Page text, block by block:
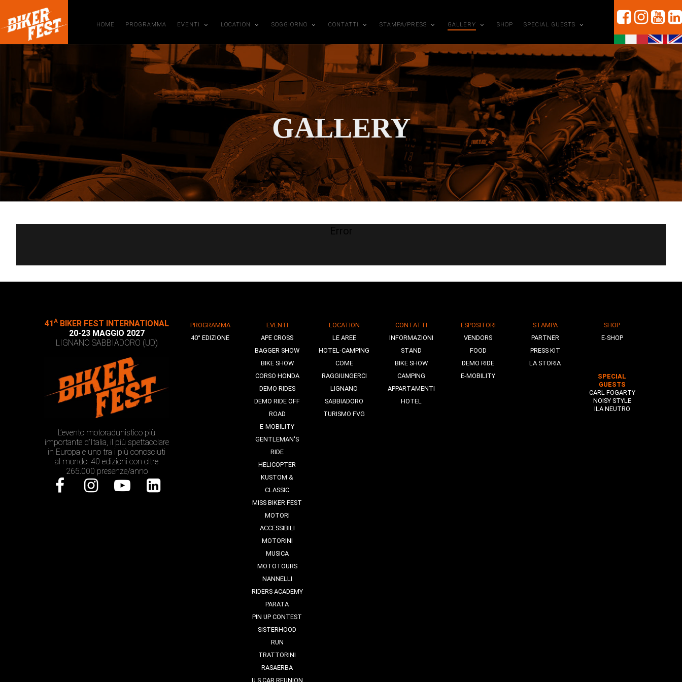
HOME PROGRAMMA EVENTI LOCATION SOGGIORNO CONTATTI STAMPA/PRESS GALLERY SHOP SPECIAL GUESTS
GALLERY
Error
41 ABIKER FEST INTERNATIONAL
20-23 MAGGIO 2027
LIGNANO SABBIADORO (UD)
L’evento motoradunistico più
importante d’Italia, il più spettacolare
in Europa e uno tra i più conosciuti
al mondo. 40 edizioni con oltre
265.000 presenze/anno
PROGRAMMA
40° EDIZIONE
EVENTI
APE CROSS
BAGGER SHOW
BIKE SHOW
CORSO HONDA
DEMO RIDES
DEMO RIDE OFF
ROAD
E-MOBILITY
GENTLEMAN'S
RIDE
HELICOPTER
KUSTOM &
CLASSIC
MISS BIKER FEST
MOTORI
ACCESSIBILI
MOTORINI
MUSICA
MOTOTOURS
NANNELLI
RIDERS ACADEMY
PARATA
PIN UP CONTEST
SISTERHOOD
RUN
TRATTORINI
RASAERBA
U.S CAR REUNION
LOCATION
LE AREE
HOTEL-CAMPING
COME
RAGGIUNGERCI
LIGNANO
SABBIADORO
TURISMO FVG
CONTATTI
INFORMAZIONI
STAND
BIKE SHOW
CAMPING
APPARTAMENTI
HOTEL
ESPOSITORI
VENDORS
FOOD
DEMO RIDE
E-MOBILITY
STAMPA
PARTNER
PRESS KIT
LA STORIA
SHOP
E-SHOP
SPECIAL
GUESTS
CARL FOGARTY
NOISY STYLE
ILA NEUTRO